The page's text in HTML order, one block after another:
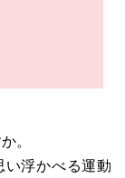
。
浮かべる運動